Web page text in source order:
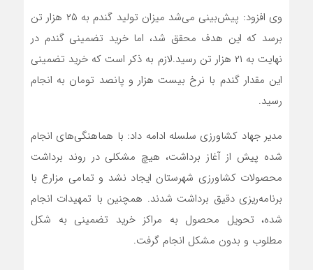
وی افزود: پیش‌بینی می‌شد میزان تولید گندم به ۲۵ هزار تن
برسد که این هدف محقق شد، اما خرید تضمینی گندم در
نهایت به ۲۱ هزار تن رسید.لازم به ذکر است که خرید تضمینی
این مقدار گندم با نرخ بیست هزار و پانصد تومان به انجام
رسید.
مدیر جهاد کشاورزی سلسله ادامه داد: با هماهنگی‌های انجام
شده پیش از آغاز برداشت، هیچ مشکلی در روند برداشت
محصولات کشاورزی شهرستان ایجاد نشد و تمامی مزارع با
برنامه‌ریزی دقیق برداشت شدند. همچنین با تمهیدات انجام
شده، تحویل محصول به مراکز خرید تضمینی به شکل
مطلوب و بدون مشکل انجام گرفت.